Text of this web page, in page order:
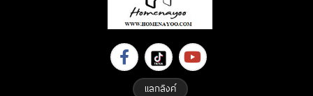
แลกลิงค์